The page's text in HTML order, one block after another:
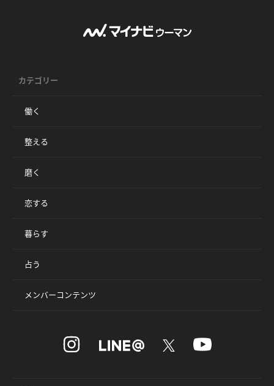
カテゴリー
働く
整える
磨く
恋する
暮らす
占う
メンバーコンテンツ